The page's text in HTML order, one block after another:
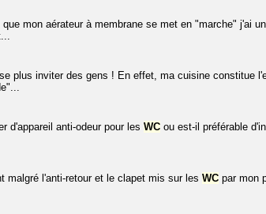
que mon aérateur à membrane se met en "marche" j'ai
plus inviter des gens ! En effet, ma cuisine constitue
d'appareil anti-odeur pour les WC ou est-il préférable
malgré l'anti-retour et le clapet mis sur les WC par mon